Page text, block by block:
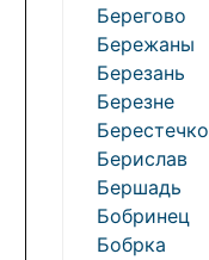
Берегово
Бережаны
Березань
Березне
Берестечко
Берислав
Бершадь
Бобринец
Бобрка